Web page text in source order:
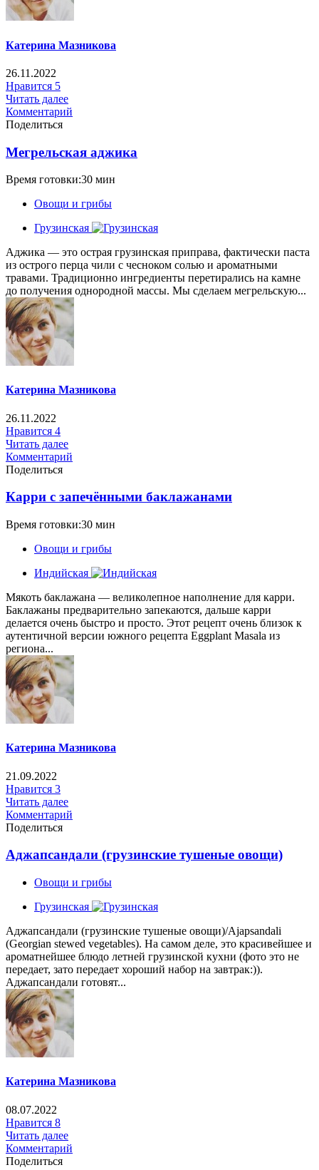
Катерина Мазникова
26.11.2022
Нравится 5
Читать далее
Комментарий
Поделиться
Мегрельская аджика
Время готовки:30 мин
Овощи и грибы
Грузинская
Аджика — это острая грузинская приправа, фактически паста
из острого перца чили с чесноком солью и ароматными
травами. Традиционно ингредиенты перетирались на камне
до получения однородной массы. Мы сделаем мегрельскую...
Катерина Мазникова
26.11.2022
Нравится 4
Читать далее
Комментарий
Поделиться
Карри с запечёнными баклажанами
Время готовки:30 мин
Овощи и грибы
Индийская
Мякоть баклажана — великолепное наполнение для карри.
Баклажаны предварительно запекаются, дальше карри
делается очень быстро и просто. Этот рецепт очень близок к
аутентичной версии южного рецепта Eggplant Masala из
региона...
Катерина Мазникова
21.09.2022
Нравится 3
Читать далее
Комментарий
Поделиться
Аджапсандали (грузинские тушеные овощи)
Овощи и грибы
Грузинская
Аджапсандали (грузинские тушеные овощи)/Ajapsandali
(Georgian stewed vegetables). На самом деле, это красивейшее и
ароматнейшее блюдо летней грузинской кухни (фото это не
передает, зато передает хороший набор на завтрак:)).
Аджапсандали готовят...
Катерина Мазникова
08.07.2022
Нравится 8
Читать далее
Комментарий
Поделиться